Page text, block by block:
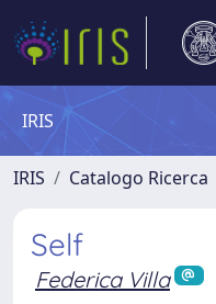
IRIS
IRIS Catalogo Ricerca
Self
Federica Villa